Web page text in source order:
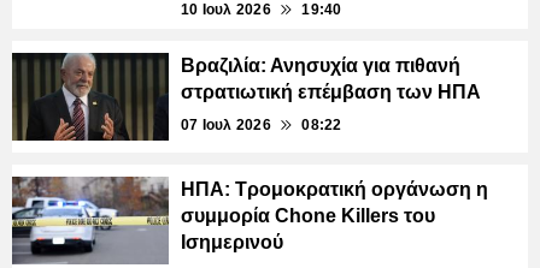
10 Ιουλ 2026 19:40
Βραζιλία: Ανησυχία για πιθανή
στρατιωτική επέμβαση των ΗΠΑ
07 Ιουλ 2026 08:22
ΗΠΑ: Τρομοκρατική οργάνωση η
συμμορία Chone Killers του
Ισημερινού